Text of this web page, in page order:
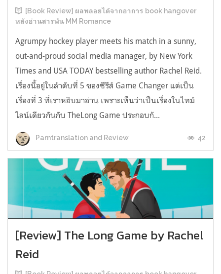
[Book Review] ผลพลอยได้จากอาการ book hangover
หลังอ่านสารพัน MM Romance
Agrumpy hockey player meets his match in a sunny,
out-and-proud social media manager, by New York
Times and USA TODAY bestselling author Rachel Reid.
เรื่องนี้อยู่ในลำดับที่ 5 ของซีรีส์ Game Changer แต่เป็น
เรื่องที่ 3 ที่เราหยิบมาอ่าน เพราะเห็นว่าเป็นเรื่องในไทม์
ไลน์เดียวกันกับ TheLong Game ประกอบกั...
Parntranslation and Review 42
[Review] The Long Game by Rachel
Reid